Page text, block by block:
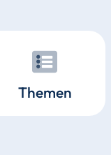
Themen